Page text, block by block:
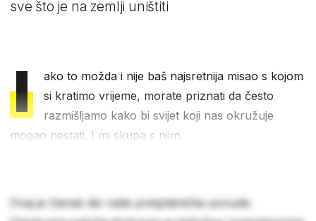
sve što je na zemlji uništiti
I
ako to možda i nije baš najsretnija misao s kojom
si kratimo vrijeme, morate priznati da često
razmišljamo kako bi svijet koji nas okružuje
mogao nestati. I mi skupa s njim.
Ovaj je članak dio naše pretplatničke ponude.